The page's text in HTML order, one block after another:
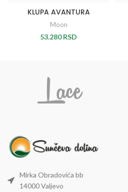
KLUPA AVANTURA
Moon
53.280RSD
Mirka Obradovića bb
14000 Valjevo